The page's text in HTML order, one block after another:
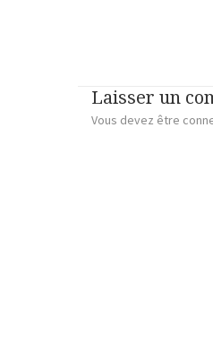
Laisser un
Vous devez être